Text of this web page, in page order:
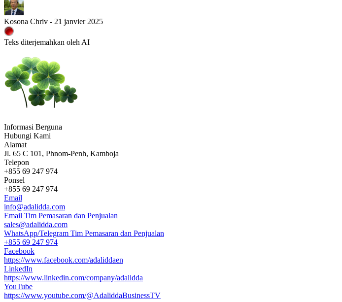
Kosona Chriv - 21 janvier 2025
Teks diterjemahkan oleh AI
Informasi Berguna
Hubungi Kami
Alamat
Jl. 65 C 101, Phnom-Penh, Kamboja
Telepon
+855 69 247 974
Ponsel
+855 69 247 974
Email
info@adalidda.com
Email Tim Pemasaran dan Penjualan
sales@adalidda.com
WhatsApp/Telegram Tim Pemasaran dan Penjualan
+855 69 247 974
Facebook
https://www.facebook.com/adaliddaen
LinkedIn
https://www.linkedin.com/company/adalidda
YouTube
https://www.youtube.com/@AdaliddaBusinessTV